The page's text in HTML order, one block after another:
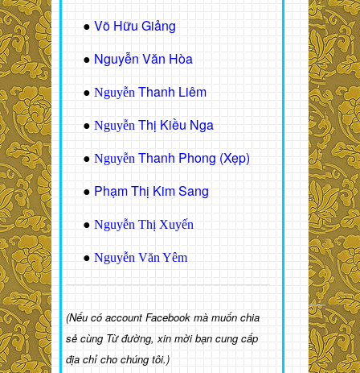
● Võ Hữu Giảng
● Nguyễn Văn Hòa
● Nguyễn Thanh Liêm
● Nguyễn Thị Kiều Nga
● Nguyễn Thanh Phong (Xẹp)
● Phạm Thị Kim Sang
● Nguyễn Thị Xuyến
● Nguyễn Văn Yêm
(Nếu có account Facebook mà muốn chia
sẻ cùng Từ đường, xin mời bạn cung cấp
địa chỉ cho chúng tôi.)